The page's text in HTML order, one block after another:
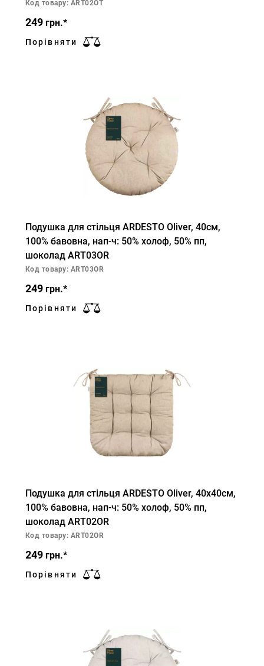
Код товару: ART02OT
249 грн.*
Порівняти
Подушка для стільця ARDESTO Oliver, 40см,
100% бавовна, нап-ч: 50% холоф, 50% пп,
шоколад ART03OR
Код товару: ART03OR
249 грн.*
Порівняти
Подушка для стільця ARDESTO Oliver, 40х40см,
100% бавовна, нап-ч: 50% холоф, 50% пп,
шоколад ART02OR
Код товару: ART02OR
249 грн.*
Порівняти